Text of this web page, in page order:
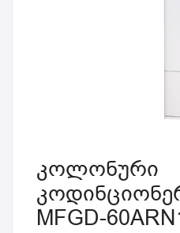
კოლონური
MFGD-